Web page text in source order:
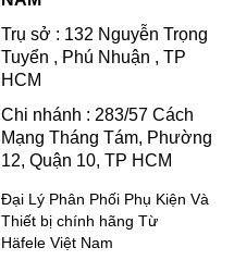
Trụ sở : 132 Nguyễn Trọng
Tuyển , Phú Nhuận , TP
HCM
Chi nhánh : 283/57 Cách
Mạng Tháng Tám, Phường
12, Quận 10, TP HCM
Đại Lý Phân Phối Phụ Kiện Và
Thiết bị chính hãng Từ
Häfele Việt Nam